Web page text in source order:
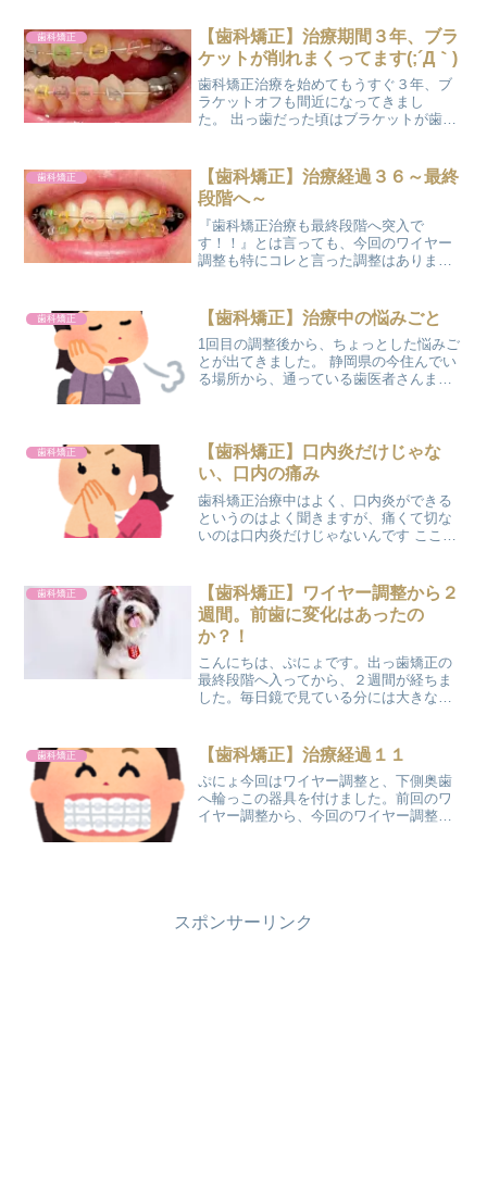
歯科矯正
【歯科矯正】治療期間３年、ブラ
ケットが削れまくってます(;´Д｀)
歯科矯正治療を始めてもうすぐ３年、ブ
ラケットオフも間近になってきまし
た。 出っ歯だった頃はブラケットが歯に
ゴム）が外れてしまうこともなかったけ
ど、歯並びが整ってくると...
歯科矯正
【歯科矯正】治療経過３６～最終
段階へ～
『歯科矯正治療も最終段階へ突入で
す！！』とは言っても、今回のワイヤー
調整も特にコレと言った調整はありませ
なりました。ちなみに前回のワイヤー調
整も、歯が戻らないように現...
歯科矯正 【歯科矯正】治療中の悩みごと
1回目の調整後から、ちょっとした悩みご
とが出てきました。 静岡県の今住んでい
る場所から、通っている歯医者さんまで
血前歯のガ...
歯科矯正
【歯科矯正】口内炎だけじゃな
い、口内の痛み
歯科矯正治療中はよく、口内炎ができる
というのはよく聞きますが、痛くて切な
いのは口内炎だけじゃないんです ここ数
舌の側面が、ものすごく痛くなってしま
うんです。 舌の側面...
歯科矯正
【歯科矯正】ワイヤー調整から２
週間。前歯に変化はあったの
か？！
こんにちは、ぷにょです。出っ歯矯正の
最終段階へ入ってから、２週間が経ちま
した。毎日鏡で見ている分には大きな変
てみることに(^O^)♪前歯に変化はあった
のでしょうか？！ワ...
歯科矯正 【歯科矯正】治療経過１１
ぷにょ今回はワイヤー調整と、下側奥歯
へ輪っこの器具を付けました。前回のワ
イヤー調整から、今回のワイヤー調整ま
スポンサーリンク